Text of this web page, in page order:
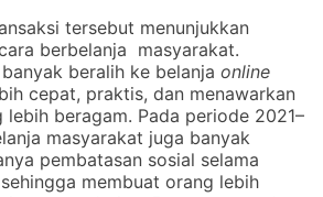
tersebut menunjukkan
berbelanja masyarakat.
beralih ke belanja online
cepat, praktis, dan menawarkan
beragam. Pada periode 2021–
masyarakat juga banyak
pembatasan sosial selama
membuat orang lebih